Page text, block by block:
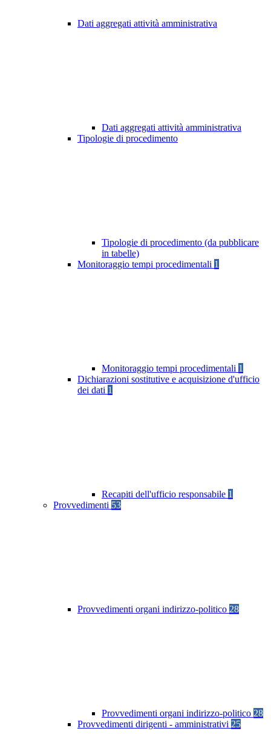
Dati aggregati attività amministrativa
Dati aggregati attività amministrativa
Tipologie di procedimento
Tipologie di procedimento (da pubblicare
in tabelle)
Monitoraggio tempi procedimentali 1
Monitoraggio tempi procedimentali 1
Dichiarazioni sostitutive e acquisizione d'ufficio
dei dati 1
Recapiti dell'ufficio responsabile 1
Provvedimenti 53
Provvedimenti organi indirizzo-politico 28
Provvedimenti organi indirizzo-politico 28
Provvedimenti dirigenti - amministrativi 25